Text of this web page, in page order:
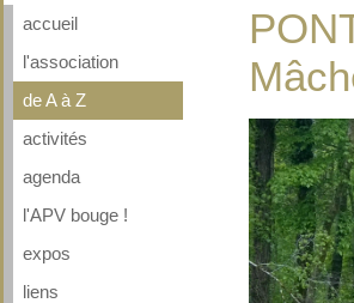
accueil
l'association
de A à Z
activités
agenda
l'APV bouge !
expos
liens